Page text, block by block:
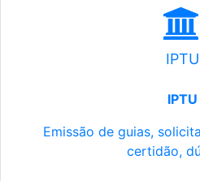
IPTU
IPTU
Emissão de guias,
certidão,